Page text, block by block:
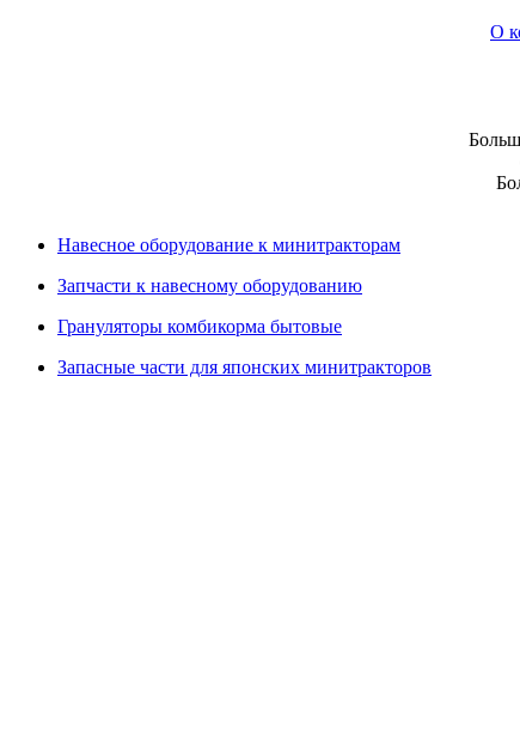
О
Навесное оборудование к минитракторам
Запчасти к навесному оборудованию
Грануляторы комбикорма бытовые
Запасные части для японских минитракторов